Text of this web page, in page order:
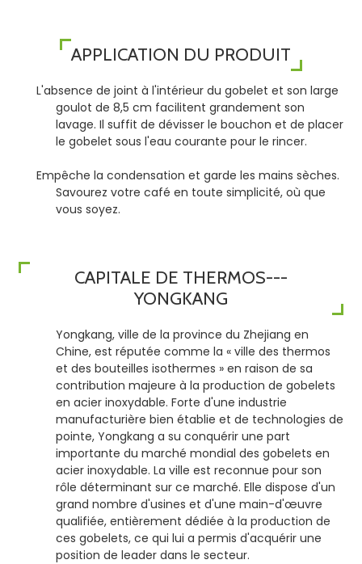
APPLICATION DU PRODUIT
L'absence de joint à l'intérieur du gobelet et son large
goulot de 8,5 cm facilitent grandement son
lavage. Il suffit de dévisser le bouchon et de placer
le gobelet sous l'eau courante pour le rincer.
Empêche la condensation et garde les mains sèches.
Savourez votre café en toute simplicité, où que
vous soyez.
CAPITALE DE THERMOS---
YONGKANG
Yongkang, ville de la province du Zhejiang en
Chine, est réputée comme la « ville des thermos
et des bouteilles isothermes » en raison de sa
contribution majeure à la production de gobelets
en acier inoxydable. Forte d'une industrie
manufacturière bien établie et de technologies de
pointe, Yongkang a su conquérir une part
importante du marché mondial des gobelets en
acier inoxydable. La ville est reconnue pour son
rôle déterminant sur ce marché. Elle dispose d'un
grand nombre d'usines et d'une main-d'œuvre
qualifiée, entièrement dédiée à la production de
ces gobelets, ce qui lui a permis d'acquérir une
position de leader dans le secteur.